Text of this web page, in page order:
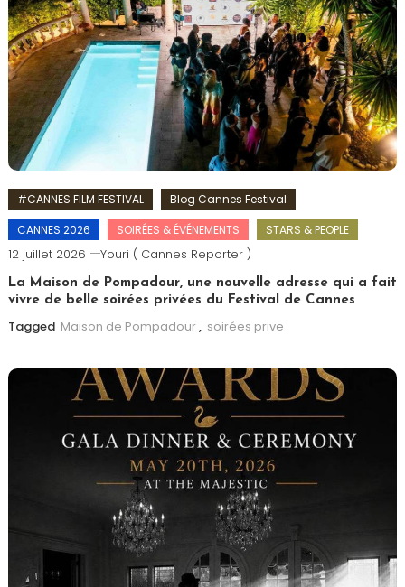
#CANNES FILM FESTIVAL
Blog Cannes Festival
CANNES 2026
SOIRÉES & ÉVÉNEMENTS STARS & PEOPLE
12 juillet 2026 Youri ( Cannes Reporter )
La Maison de Pompadour, une nouvelle adresse qui a fait
vivre de belle soirées privées du Festival de Cannes
Tagged Maison de Pompadour, soirées prive